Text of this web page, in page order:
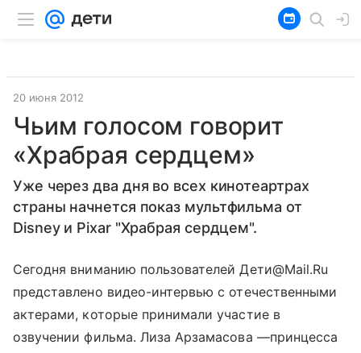
20 июня 2012
Чьим голосом говорит
«Храбрая сердцем»
Уже через два дня во всех кинотеартрах
страны начнется показ мультфильма от
Disney и Pixar "Храбрая сердцем".
Сегодня вниманию пользователей Дети@Mail.Ru
представлено видео-интервью с отечественными
актерами, которые принимали участие в
озвучении фильма. Лиза Арзамасова —принцесса